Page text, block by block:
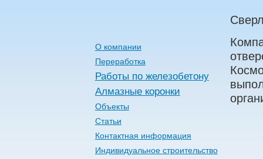
О компании
Переработка
Работы по железобетону
Алмазные коронки
Объекты
Статьи
Контактная информация
Индивидуальное строительство